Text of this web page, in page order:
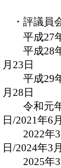
・評議員
平成27
平成28
月23日
平成29
月28日
令和元
日 /2021年6
2022年
日 /2024年3
2025年